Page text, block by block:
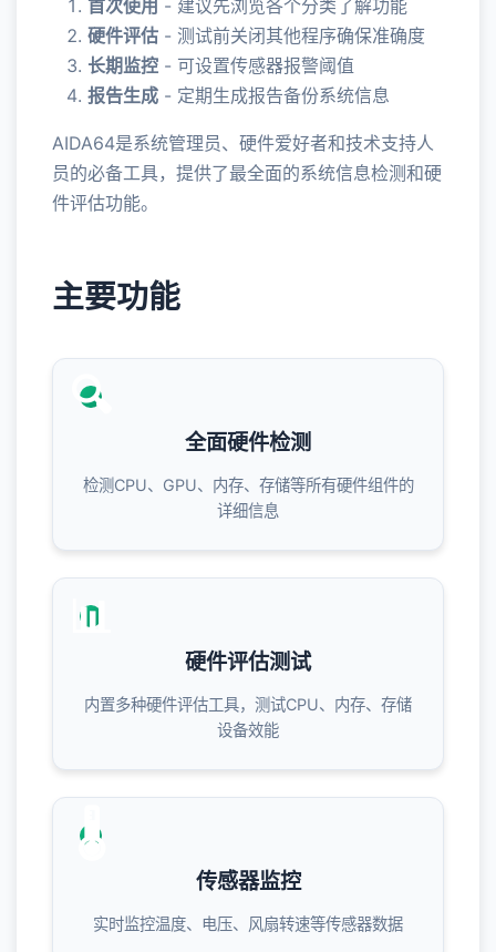
首次使用 - 建议先浏览各个分类了解功能
硬件评估 - 测试前关闭其他程序确保准确度
长期监控 - 可设置传感器报警阈值
报告生成 - 定期生成报告备份系统信息
AIDA64是系统管理员、硬件爱好者和技术支持人
员的必备工具，提供了最全面的系统信息检测和硬
件评估功能。
主要功能
🔍
全面硬件检测
检测CPU、GPU、内存、存储等所有硬件组件的
详细信息
📊
硬件评估测试
内置多种硬件评估工具，测试CPU、内存、存储
设备效能
🌡️
传感器监控
实时监控温度、电压、风扇转速等传感器数据